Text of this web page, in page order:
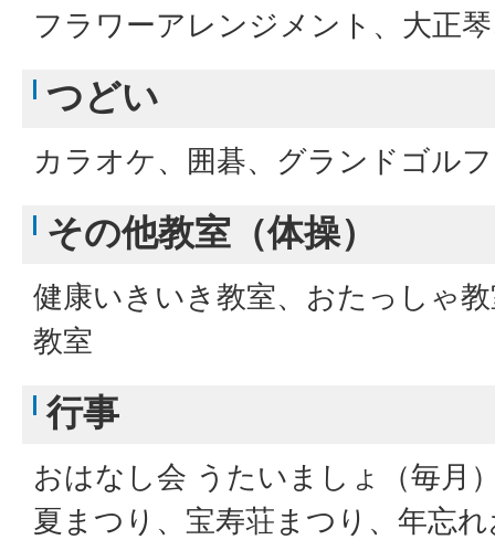
フラワーアレンジメント、大正
つどい
カラオケ、囲碁、グランドゴル
その他教室（体操）
健康いきいき教室、おたっしゃ
教室
行事
おはなし会 うたいましょ（毎月
夏まつり、宝寿荘まつり、年忘